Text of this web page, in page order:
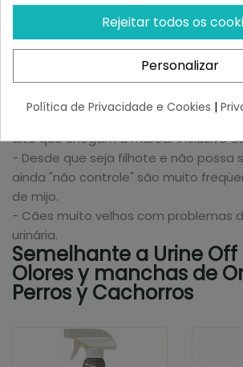
Aplica-se directamente na urina ou
se actuar e eliminam-se os restos
água, repetindo o processo para
É muito útil em muitas situações e
fases da vida do nosso cão:
alto que chegam a marcar inclusive
- Desde que seja filhote e não possa
ainda "não controle" são muito
de mijo.
- Cães muito velhos com problemas
urinária.
Semelhante a Urine Off
Olores y manchas de
Perros y Cachorros
Rejeitar todos os
Personalizar
Política de Privacidade e Cookies |